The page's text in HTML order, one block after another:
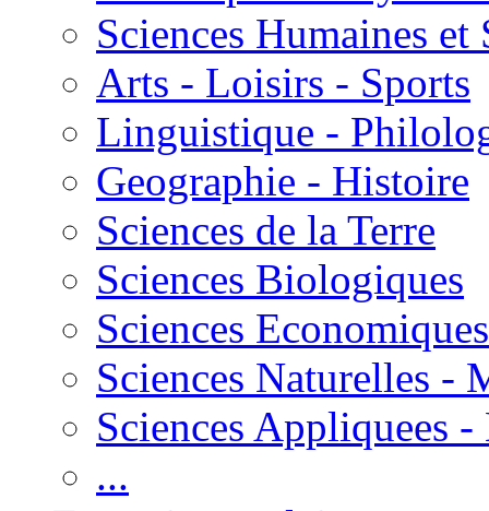
Sciences Humaines et
Arts - Loisirs - Sports
Linguistique -
Geographie - Histoire
Sciences de la Terre
Sciences Biologiques
Sciences Economiques
Sciences Naturelles -
Sciences Appliquees
...